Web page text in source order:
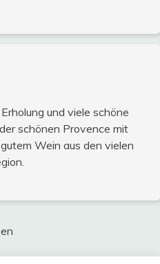
und viele schöne
schönen Provence mit
Wein aus den vielen